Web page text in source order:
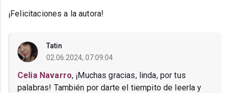
¡Felicitaciones a la autora!
Tatin
02.06.2024, 07:09:04
Celia Navarro, ¡Muchas gracias, linda, por tus
palabras! También por darte el tiempito de leerla y